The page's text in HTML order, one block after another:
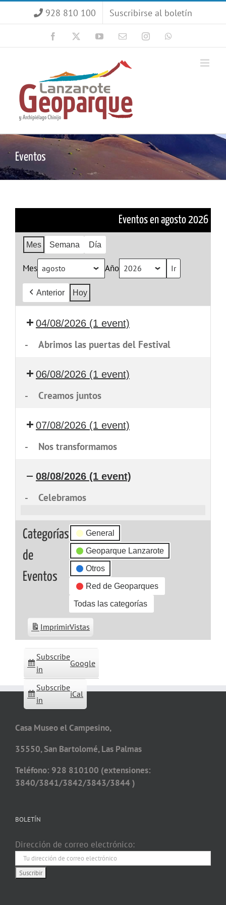
928 810 100 Suscribirse al boletín
Facebook YouTubeCorreoInstagram
Eventos
Eventos en agosto 2026
Mes Semana Día
Mes Año
Anterior Hoy
04/08/2026 (1 event)
- Abrimos las puertas del Festival
06/08/2026 (1 event)
- Creamos juntos
07/08/2026 (1 event)
- Nos transformamos
08/08/2026 (1 event)
- Celebramos
Categorías
de
Eventos
General
Geoparque Lanzarote
Otros
Red de Geoparques
Todas las categorías
Subscribe
in
Google
Subscribe
in
iCal
ImprimirVistas
Casa Museo el Campesino,
35550, San Bartolomé, Las Palmas
Teléfono: 928 810100 (extensiones:
3840/3841/3842/3843/3844 )
BOLETÍN
Dirección de correo electrónico: